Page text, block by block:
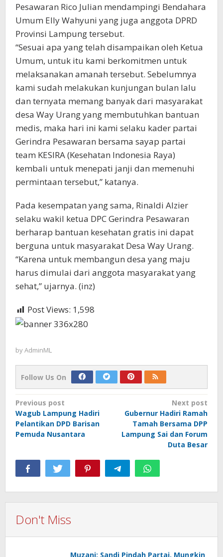
Pesawaran Rico Julian mendampingi Bendahara
Umum Elly Wahyuni yang juga anggota DPRD
Provinsi Lampung tersebut.
“Sesuai apa yang telah disampaikan oleh Ketua
Umum, untuk itu kami berkomitmen untuk
melaksanakan amanah tersebut. Sebelumnya
kami sudah melakukan kunjungan bulan lalu
dan ternyata memang banyak dari masyarakat
desa Way Urang yang membutuhkan bantuan
medis, maka hari ini kami selaku kader partai
Gerindra Pesawaran bersama sayap partai
team KESIRA (Kesehatan Indonesia Raya)
kembali untuk menepati janji dan memenuhi
permintaan tersebut,” katanya.
Pada kesempatan yang sama, Rinaldi Alzier
selaku wakil ketua DPC Gerindra Pesawaran
berharap bantuan kesehatan gratis ini dapat
berguna untuk masyarakat Desa Way Urang.
“Karena untuk membangun desa yang maju
harus dimulai dari anggota masyarakat yang
sehat,” ujarnya. (inz)
Post Views: 1,598
byAdminML
Follow Us On
Post
navigation
Previous post
Wagub Lampung Hadiri
Pelantikan DPD Barisan
Pemuda Nusantara
Next post
Gubernur Hadiri Ramah
Tamah Bersama DPP
Lampung Sai dan Forum
Duta Besar
Don't Miss
Muzani: Sandi Pindah Partai, Mungkin